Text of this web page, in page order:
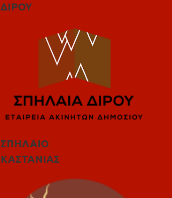
ΔΙΡΟΥ
ΣΠΗΛΑΙΟ
ΚΑΣΤΑΝΙΑΣ